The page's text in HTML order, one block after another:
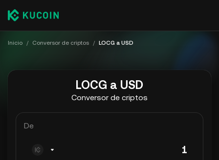
Inicio / Conversor de criptos / LOCG a USD
LOCG a USD
Conversor de criptos
De